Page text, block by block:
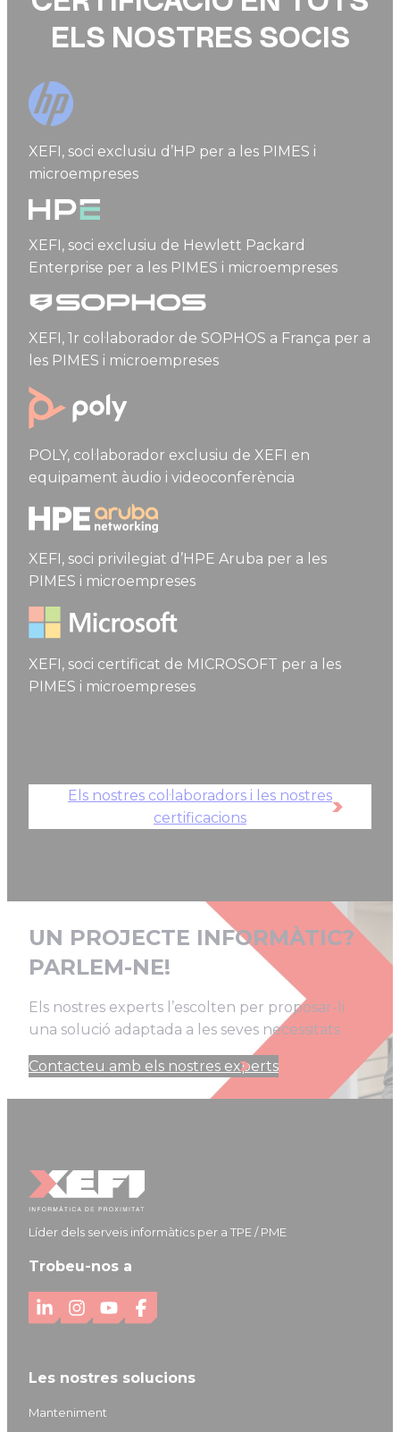
ELS NOSTRES SOCIS
HP
XEFI, soci exclusiu d’HP per a les PIMES i
microempreses
Hewlett Packard Enterprise
XEFI, soci exclusiu de Hewlett Packard
Enterprise per a les PIMES i microempreses
Sophos
XEFI, 1r col·laborador de SOPHOS a França per a
les PIMES i microempreses
Poly
POLY, col·laborador exclusiu de XEFI en
equipament àudio i videoconferència
HPE Aruba Networking
XEFI, soci privilegiat d’HPE Aruba per a les
PIMES i microempreses
Microsoft
XEFI, soci certificat de MICROSOFT per a les
PIMES i microempreses
Els nostres col·laboradors i les nostres
certificacions
UN PROJECTE INFORMÀTIC?
PARLEM-NE!
Els nostres experts l’escolten per proposar-li
una solució adaptada a les seves necessitats
Contacteu amb els nostres experts
Líder dels serveis informàtics per a TPE / PME
Trobeu-nos a
L
k
e
I
t
a
Y
T
F
e
Les nostres solucions
Manteniment